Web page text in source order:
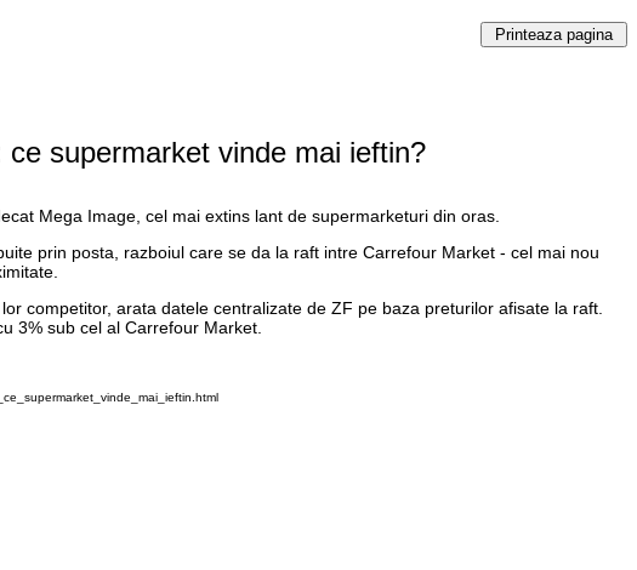
supermarket vinde mai ieftin?
Mega Image, cel mai extins lant de supermarketuri din oras.
prin posta, razboiul care se da la raft intre Carrefour Market - cel mai nou
competitor, arata datele centralizate de ZF pe baza preturilor afisate la raft.
3% sub cel al Carrefour Market.